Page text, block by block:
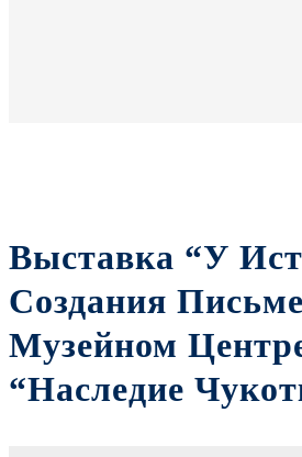
Выставка “У
Создания
Музейном
“Наследие